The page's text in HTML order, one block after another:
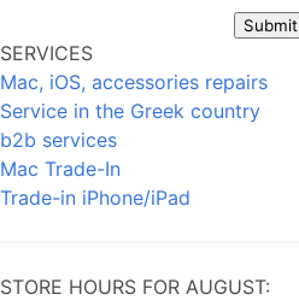
Submit
SERVICES
Mac, iOS, accessories repairs
Service in the Greek country
b2b services
Mac Trade-In
Trade-in iPhone/iPad
STORE HOURS FOR AUGUST: